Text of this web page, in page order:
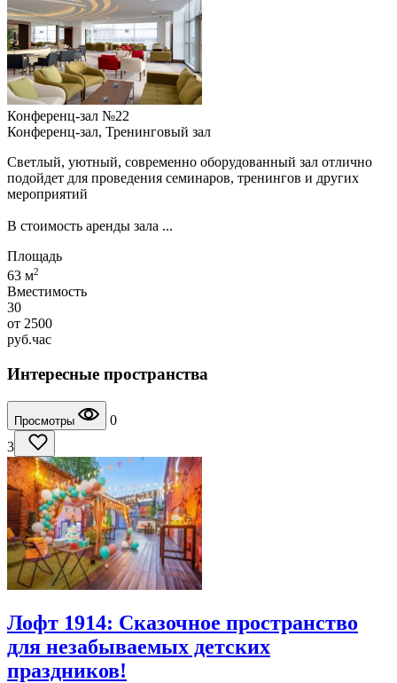
Конференц-зал №22
Конференц-зал, Тренинговый зал
Светлый, уютный, современно оборудованный зал отлично
подойдет для проведения семинаров, тренингов и других
мероприятий
В стоимость аренды зала ...
Площадь
63 м2
Вместимость
30
от 2500
руб.час
Интересные пространства
Просмотры
0
3
Лофт 1914: Сказочное пространство
для незабываемых детских
праздников!